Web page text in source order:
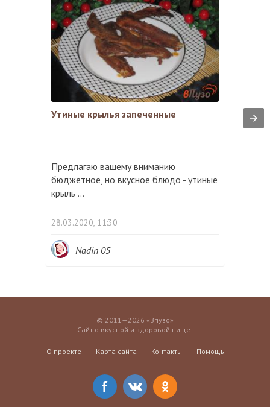
Утиные крылья запеченные
Предлагаю вашему вниманию
бюджетное, но вкусное блюдо - утиные
крыль ...
28.03.2020, 11:30
Nadin 05
© 2011—2026 «Впузо»
Сайт о вкусной и здоровой пище!
О проекте Карта сайта Контакты Помощь